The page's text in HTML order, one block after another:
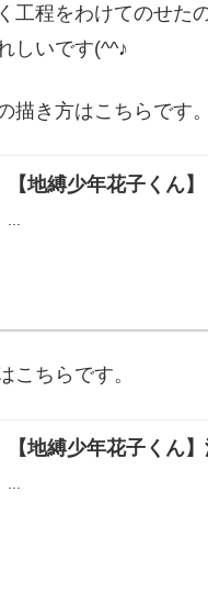
工程をわけてのせた
しいです(^^♪
描き方はこちらです。
【地縛少年花子くん
こちらです。
【地縛少年花子くん
...